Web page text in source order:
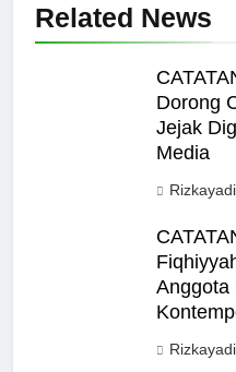
Related News
Dorong
Jejak
Media
Anggota